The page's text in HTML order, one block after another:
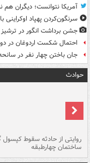
آمریکا نتوانست؛ دیگران هم
سرنگون‌کردن پهپاد
جشن برداشت انگور در ترشیز
احتمال شکست اردوغان در
جان باختن چهار نفر در
حوادث
روایتی از حادثه سقوط کپسول
ساختمان چهارطبقه